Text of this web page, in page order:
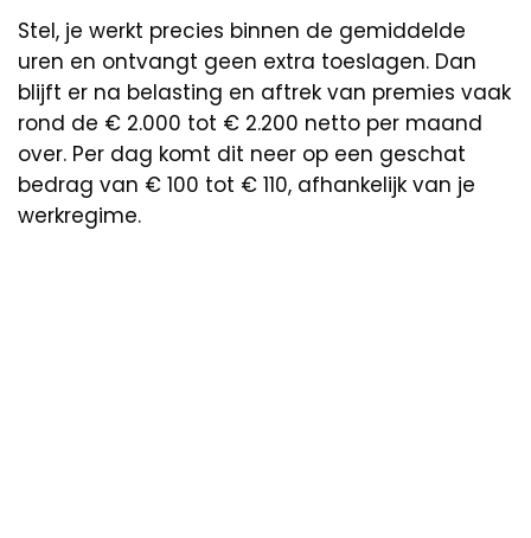
Stel, je werkt precies binnen de gemiddelde
uren en ontvangt geen extra toeslagen. Dan
blijft er na belasting en aftrek van premies vaak
rond de € 2.000 tot € 2.200 netto per maand
over. Per dag komt dit neer op een geschat
bedrag van € 100 tot € 110, afhankelijk van je
werkregime.